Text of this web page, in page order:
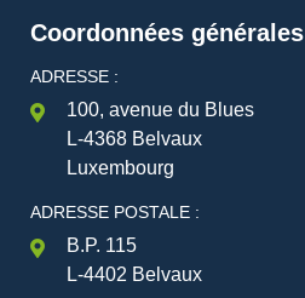
Coordonnées générales
ADRESSE :
100, avenue du Blues
L-4368 Belvaux
Luxembourg
ADRESSE POSTALE :
B.P. 115
L-4402 Belvaux